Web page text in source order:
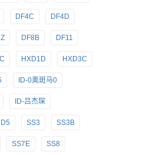
DF4C DF4D
DF8B DF11
HXD1D HXD3C
ID-0奥斑马0
ID-吕杰琛
SS3 SS3B
SS7E SS8